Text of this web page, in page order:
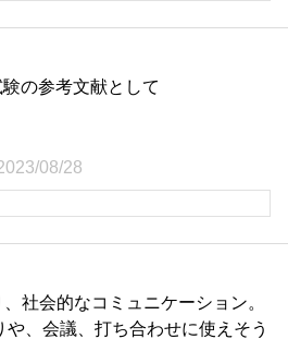
の参考文献として
08/28
社会的なコミュニケーション。
や、会議、打ち合わせに使えそう